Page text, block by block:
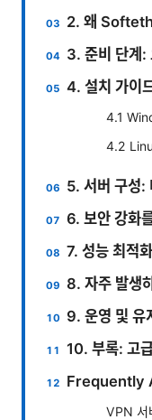
2. 왜
3. 준비 단계:
4. 설치 가이
4.1
4.2
5. 서버 구성:
6. 보안 강화
7. 성능 최적
8. 자주 발생
9. 운영 및 유
10. 부록: 고
Frequently
VPN 서